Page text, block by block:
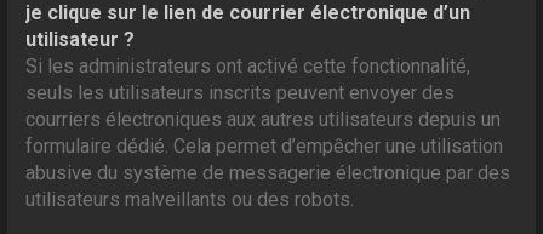
je clique sur le lien de courrier électronique d’un
utilisateur ?
Si les administrateurs ont activé cette fonctionnalité,
seuls les utilisateurs inscrits peuvent envoyer des
courriers électroniques aux autres utilisateurs depuis un
formulaire dédié. Cela permet d’empêcher une utilisation
abusive du système de messagerie électronique par des
utilisateurs malveillants ou des robots.